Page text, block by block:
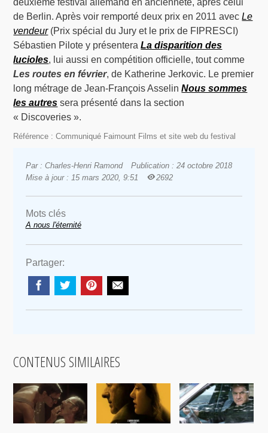
de Berlin. Après voir remporté deux prix en 2011 avecLe
vendeur(Prix spécial du Jury et le prix de FIPRESCI)
Sébastien Pilote y présenteraLa disparition des
lucioles, lui aussi en compétition officielle, tout comme
Les routes en février, de Katherine Jerkovic. Le premier
long métrage de Jean-François AsselinNous sommes
les autres sera présenté dans la section
« Discoveries ».
Référence : Communiqué Faimount Films et site web du festival
Par : Charles-Henri Ramond
Publication : 24 octobre 2018
Mise à jour : 15 mars 2020, 9:51
2692
Mots clés
A nous l'éternité
Partager:
CONTENUS SIMILAIRES